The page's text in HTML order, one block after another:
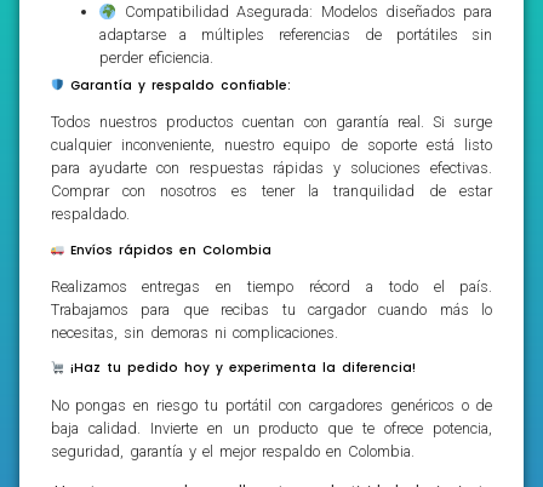
Compatibilidad Asegurada: Modelos diseñados para
adaptarse a múltiples referencias de portátiles sin
perder eficiencia.
Garantía y respaldo confiable:
Todos nuestros productos cuentan con garantía real. Si surge
cualquier inconveniente, nuestro equipo de soporte está listo
para ayudarte con respuestas rápidas y soluciones efectivas.
Comprar con nosotros es tener la tranquilidad de estar
respaldado.
Envíos rápidos en Colombia
Realizamos entregas en tiempo récord a todo el país.
Trabajamos para que recibas tu cargador cuando más lo
necesitas, sin demoras ni complicaciones.
¡Haz tu pedido hoy y experimenta la diferencia!
No pongas en riesgo tu portátil con cargadores genéricos o de
baja calidad. Invierte en un producto que te ofrece potencia,
seguridad, garantía y el mejor respaldo en Colombia.